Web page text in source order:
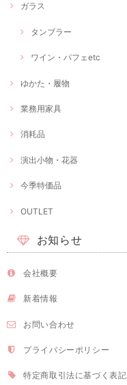
ガラス
タンブラー
ワイン・パフェetc
ゆかた・履物
業務用家具
消耗品
演出小物・花器
今季特価品
OUTLET
お知らせ
会社概要
新着情報
お問い合わせ
プライバシーポリシー
特定商取引法に基づく表記